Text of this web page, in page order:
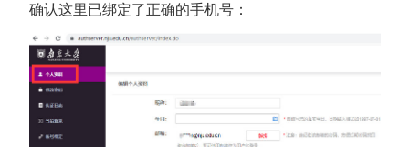
确认这里已绑定了正确的手机号：